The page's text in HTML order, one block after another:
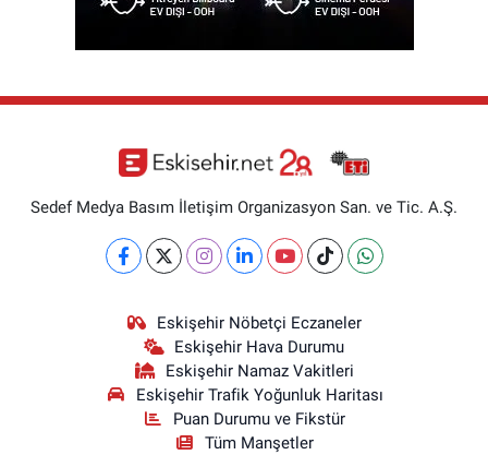
Sedef Medya Basım İletişim Organizasyon San. ve Tic. A.Ş.
Eskişehir Nöbetçi Eczaneler
Eskişehir Hava Durumu
Eskişehir Namaz Vakitleri
Eskişehir Trafik Yoğunluk Haritası
Puan Durumu ve Fikstür
Tüm Manşetler